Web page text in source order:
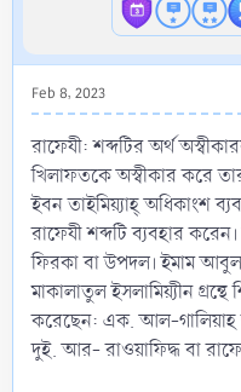
Feb 8, 2023
রাফেযী: শব্দটির অর্থ
খিলাফতকে অস্বীকার করে
ইবন তাইমিয়্যাহ্ অধিকাংশ
রাফেযী শব্দটি ব্যবহার
ফিরকা বা উপদল। ইমাম
মাকালাতুল ইসলামিয়্যীন
করেছেন: এক. আল-গালিয়াহ
দুই. আর- রাওয়াফিদ্ধ বা